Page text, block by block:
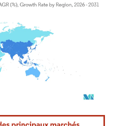
nécessite une attribution sous CC BY